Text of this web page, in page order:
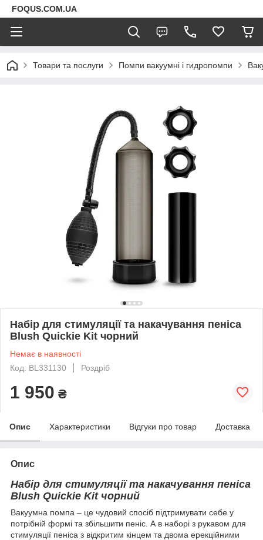
FOQUS.COM.UA
Товари та послуги Помпи вакуумні і гидропомпи
Набір для стимуляції та накачування пеніса
Blush Quickie Kit чорний
Немає в наявності
Код: BL331130
Роздріб
1 950 ₴
Опис Характеристики Відгуки про товар Доставка
Опис
Набір для стимуляції та накачування пеніса
Blush Quickie Kit чорний
Вакуумна помпа – це чудовий спосіб підтримувати себе у
потрібній формі та збільшити пеніс. А в наборі з рукавом для
стимуляції пеніса з відкритим кінцем та двома ерекційними